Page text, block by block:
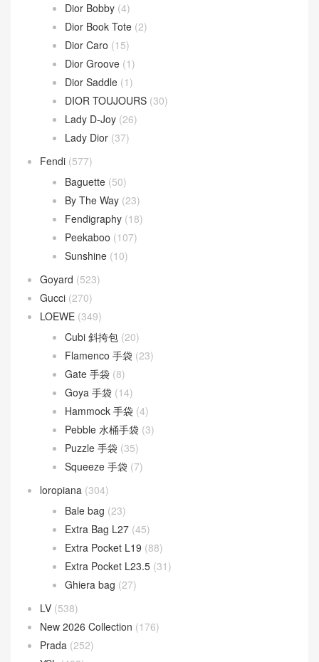
Dior Bobby (4)
Dior Book Tote (2)
Dior Caro (15)
Dior Groove (1)
Dior Saddle (1)
DIOR TOUJOURS (30)
Lady D-Joy (26)
Lady Dior (37)
Fendi (577)
Baguette (50)
By The Way (23)
Fendigraphy (18)
Peekaboo (107)
Sunshine (10)
Goyard (523)
Gucci (270)
LOEWE (349)
Cubi 斜挎包 (20)
Flamenco 手袋 (23)
Gate 手袋 (8)
Goya 手袋 (14)
Hammock 手袋 (4)
Pebble 水桶手袋 (3)
Puzzle 手袋 (35)
Squeeze 手袋 (7)
loropiana (304)
Bale bag (23)
Extra Bag L27 (45)
Extra Pocket L19 (88)
Extra Pocket L23.5 (31)
Ghiera bag (27)
LV (538)
New 2026 Collection (176)
Prada (252)